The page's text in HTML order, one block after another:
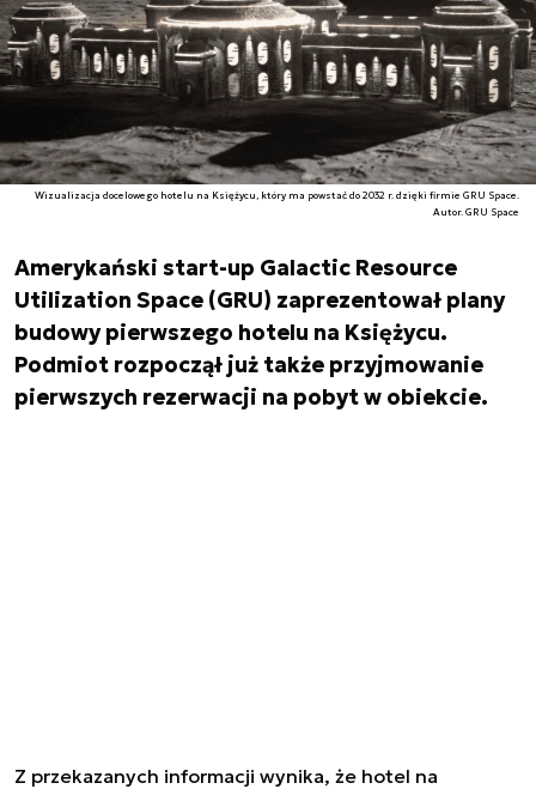
Wizualizacja docelowego hotelu na Księżycu, który ma powstać do 2032 r. dzięki firmie GRU Space.
Autor. GRU Space
Amerykański start-up Galactic Resource
Utilization Space (GRU) zaprezentował plany
budowy pierwszego hotelu na Księżycu.
Podmiot rozpoczął już także przyjmowanie
pierwszych rezerwacji na pobyt w obiekcie.
Z przekazanych informacji wynika, że hotel na